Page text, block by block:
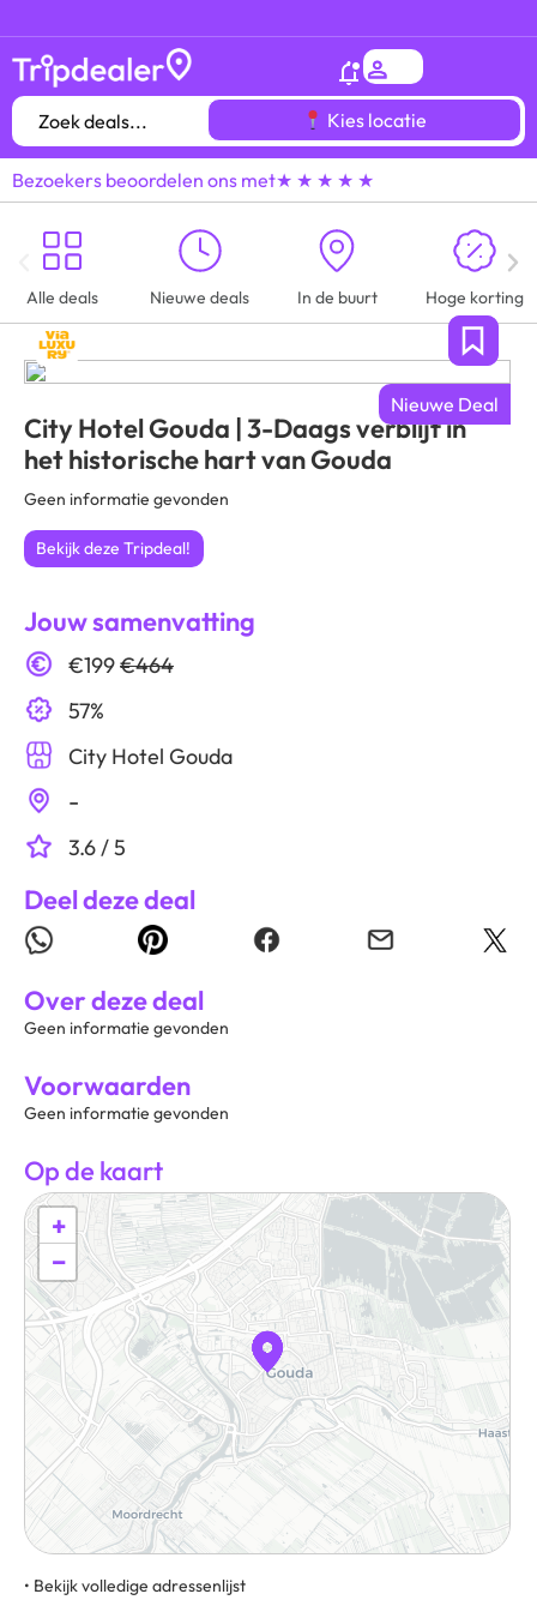
Hetgróótste voordeeluitjes overzichtvan heel
Kies locatie
Bezoekers beoordelen ons met★ ★ ★ ★ ★
Alle deals Nieuwe deals In de buurt Hoge korting
Nieuwe Deal
City Hotel Gouda | 3-Daags verblijf in
het historische hart van Gouda
Geen informatie gevonden
Bekijk deze Tripdeal!
Jouw samenvatting
€199€464
57%
City Hotel Gouda
-
3.6 / 5
Deel deze deal
Over deze deal
Geen informatie gevonden
Voorwaarden
Geen informatie gevonden
Op de kaart
+
−
• Bekijk volledige adressenlijst